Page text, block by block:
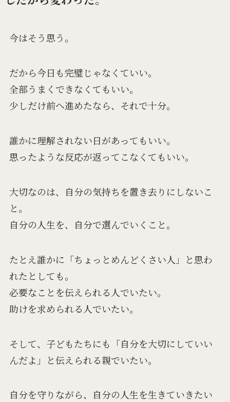
今はそう思う。
だから今日も完璧じゃなくていい。
全部うまくできなくてもいい。
少しだけ前へ進めたなら、それで十分。
誰かに理解されない日があってもいい。
思ったような反応が返ってこなくてもいい。
大切なのは、自分の気持ちを置き去りにしないこ
と。
自分の人生を、自分で選んでいくこと。
たとえ誰かに「ちょっとめんどくさい人」と思わ
れたとしても。
必要なことを伝えられる人でいたい。
助けを求められる人でいたい。
そして、子どもたちにも「自分を大切にしていい
んだよ」と伝えられる親でいたい。
自分を守りながら、自分の人生を生きていきたい